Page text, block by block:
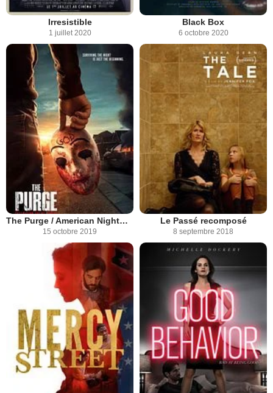
Irresistible
1 juillet 2020
Black Box
6 octobre 2020
The Purge / American Nightmare
15 octobre 2019
Le Passé recomposé
8 septembre 2018